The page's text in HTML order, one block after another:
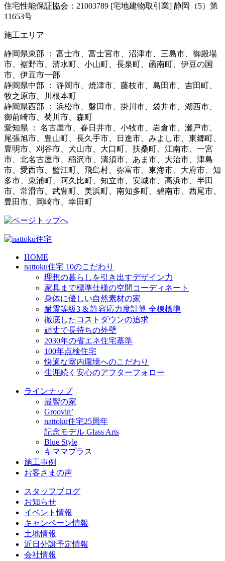
住宅性能保証協会：21003789 [宅地建物取引業] 静岡（5）第
11653号
施工エリア
静岡県東部 ： 富士市、富士宮市、沼津市、三島市、御殿場
市、裾野市、清水町、小山町、長泉町、函南町、伊豆の国
市、伊豆市一部
静岡県中部 ： 静岡市、焼津市、藤枝市、島田市、吉田町、
牧之原市、川根本町
静岡県西部 ： 浜松市、磐田市、掛川市、袋井市、湖西市、
御前崎市、菊川市、森町
愛知県 ： 名古屋市、春日井市、小牧市、岩倉市、瀬戸市、
尾張旭市、豊山町、長久手市、日進市、みよし市、東郷町、
豊明市、刈谷市、犬山市、大口町、扶桑町、江南市、一宮
市、北名古屋市、稲沢市、清須市、あま市、大治市、津島
市、愛西市、蟹江町、飛島村、弥富市、東海市、大府市、知
多市、東浦町、阿久比町、知立市、安城市、高浜市、半田
市、常滑市、武豊町、美浜町、南知多町、碧南市、西尾市、
豊田市、岡崎市、幸田町
HOME
nattoku住宅 10のこだわり
理想の暮らしを引き出すデザイン力
家具まで標準仕様の空間コーディネート
身体に優しい自然素材の家
耐震等級3 & 許容応力度計算 全棟標準
徹底したコストダウンの追求
頑丈で長持ちの外壁
2030年の省エネ住宅基準
100年点検住宅
快適な室内環境へのこだわり
生涯続く安心のアフターフォロー
ラインナップ
最響の家
Groovin’
nattoku住宅25周年
記念モデル Glass Arts
Blue Style
キママプラス
施工事例
お客さまの声
スタッフブログ
お知らせ
イベント情報
キャンペーン情報
土地情報
近日分譲予定情報
会社情報